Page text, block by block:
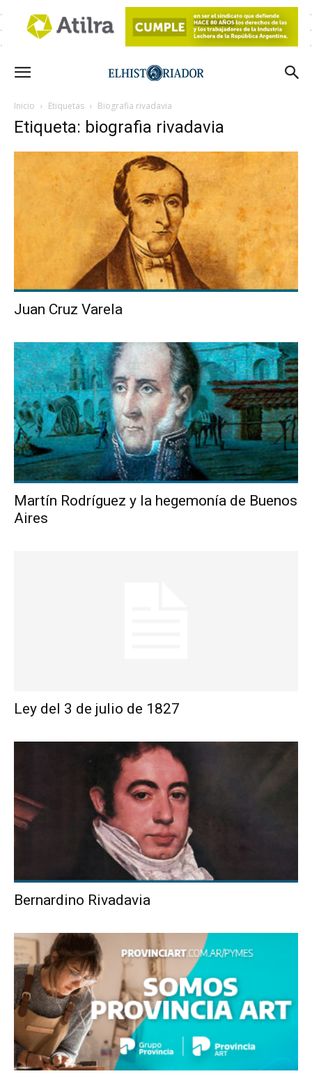
Inicio Etiquetas Biografia rivadavia
Etiqueta: biografia rivadavia
Juan Cruz Varela
Martín Rodríguez y la hegemonía de Buenos
Aires
Ley del 3 de julio de 1827
Bernardino Rivadavia